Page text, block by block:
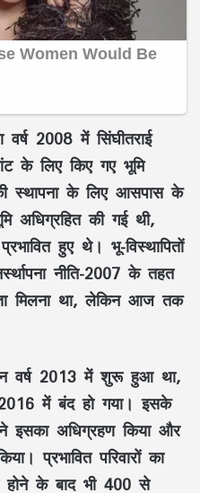
2008 में सिंघीतराई
के लिए किए गए भूमि
स्थापना के लिए आसपास के
अधिग्रहित की गई थी,
हुए थे। भू-विस्थापितों
नीति-2007 के तहत
मिलना था, लेकिन आज तक
वर्ष 2013 में शुरू हुआ था,
में बंद हो गया। इसके
इसका अधिग्रहण किया और
प्रभावित परिवारों का
के बाद भी 400 से